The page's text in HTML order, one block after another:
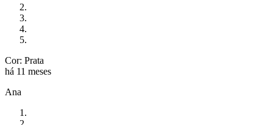
Cor: Prata
há 11 meses
Ana